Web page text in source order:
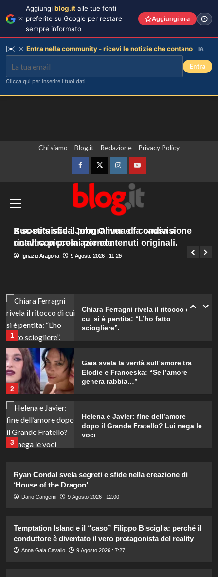
Chi siamo – Blog.it Redazione Privacy Policy
FacebookTwitterInstagramYouTube
principale
frontiere per i viaggiatori in arrivo
dall’Italia. Il commissario Ue Brunner
Giuseppe Recca 9 Agosto 2026 : 7:45
Buc-ee’s sfida John Oliver e fa causa a
un’altra piccola azienda.
Ignazio Aragona 9 Agosto 2026 : 11:25
X sostituisce il programma di condivisione
ricavi con premi per contenuti originali.
Ignazio Aragona 9 Agosto 2026 : 11:20
Helena e Javier: fine dell’amore
dopo il Grande Fratello? Lui nega le
voci
4
Stefano De Martino trasforma
Sanremo Giovani: solo il vincitore
Alvaro Morata e Alice Campello:
1
Chiara Ferragni rivela il ritocco di
cui si è pentita: “L’ho fatto
sciogliere”.
2
Gaia svela la verità sull’amore tra
Elodie e Franceska: “Se l’amore
genera rabbia…”
3
Helena e Javier: fine dell’amore
dopo il Grande Fratello? Lui nega le
voci
4
Sanremo Giovani: solo il vincitore
parteciperà ai Big nel 2027.
5
riconciliazione celebrata con il
primo post dopo la crisi.
Ryan Condal svela segreti e sfide nella creazione di
‘House of the Dragon’
Dario Cangemi 9 Agosto 2026 : 12:00
Temptation Island e il “caso” Filippo Bisciglia: perché il
conduttore è diventato il vero protagonista del reality
Anna Gaia Cavallo 9 Agosto 2026 : 7:27
Aggiungi blog.it alle tue fonti
preferite su Google per restare
sempre informato
Aggiungi ora
✉️ Entra nella community - ricevi le notizie che contano IA
Entra
Clicca qui per inserire i tuoi dati